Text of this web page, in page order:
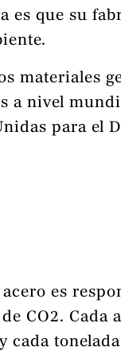
es que su
materiales
a nivel
para el
es
CO2. Cada
cada